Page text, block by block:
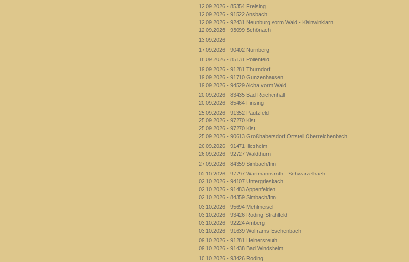
12.09.2026 - 85354 Freising
12.09.2026 - 91522 Ansbach
12.09.2026 - 92431 Neunburg vorm Wald - Kleinwinklarn
12.09.2026 - 93099 Schönach
13.09.2026 -
17.09.2026 - 90402 Nürnberg
18.09.2026 - 85131 Pollenfeld
19.09.2026 - 91281 Thurndorf
19.09.2026 - 91710 Gunzenhausen
19.09.2026 - 94529 Aicha vorm Wald
20.09.2026 - 83435 Bad Reichenhall
20.09.2026 - 85464 Finsing
25.09.2026 - 91352 Pautzfeld
25.09.2026 - 97270 Kist
25.09.2026 - 97270 Kist
25.09.2026 - 90613 Großhabersdorf Ortsteil Oberreichenbach
26.09.2026 - 91471 Illesheim
26.09.2026 - 92727 Waldthurn
27.09.2026 - 84359 Simbach/Inn
02.10.2026 - 97797 Wartmannsroth - Schwärzelbach
02.10.2026 - 94107 Untergriesbach
02.10.2026 - 91483 Appenfelden
02.10.2026 - 84359 Simbach/Inn
03.10.2026 - 95694 Mehlmeisel
03.10.2026 - 93426 Roding-Strahlfeld
03.10.2026 - 92224 Amberg
03.10.2026 - 91639 Wolframs-Eschenbach
09.10.2026 - 91281 Heinersreuth
09.10.2026 - 91438 Bad Windsheim
10.10.2026 - 93426 Roding